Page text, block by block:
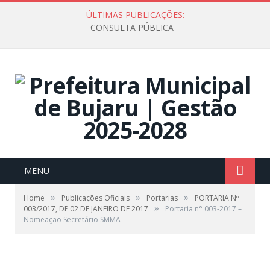
ÚLTIMAS PUBLICAÇÕES:
CONSULTA PÚBLICA
MENU
Home » Publicações Oficiais » Portarias »
PORTARIA Nº
003/2017, DE 02 DE JANEIRO DE 2017
»
Portaria n° 003-2017 –
Nomeação Secretário SMMA